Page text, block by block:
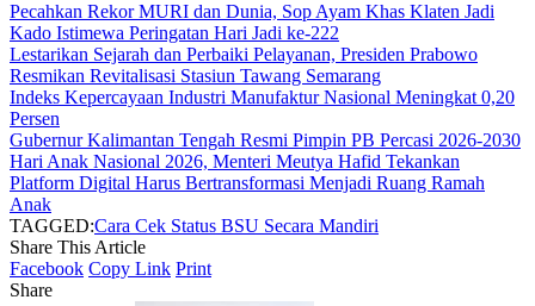
Pecahkan Rekor MURI dan Dunia, Sop Ayam Khas Klaten Jadi
Kado Istimewa Peringatan Hari Jadi ke-222
Lestarikan Sejarah dan Perbaiki Pelayanan, Presiden Prabowo
Resmikan Revitalisasi Stasiun Tawang Semarang
Indeks Kepercayaan Industri Manufaktur Nasional Meningkat 0,20
Persen
Gubernur Kalimantan Tengah Resmi Pimpin PB Percasi 2026-2030
Hari Anak Nasional 2026, Menteri Meutya Hafid Tekankan
Platform Digital Harus Bertransformasi Menjadi Ruang Ramah
Anak
TAGGED:Cara Cek Status BSU Secara Mandiri
Share This Article
Facebook Copy Link Print
Share